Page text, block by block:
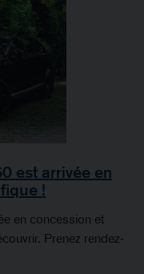
est arrivée en
!
en concession et
Prenez rendez-